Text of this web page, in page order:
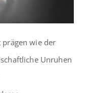
wie der
Unruhen